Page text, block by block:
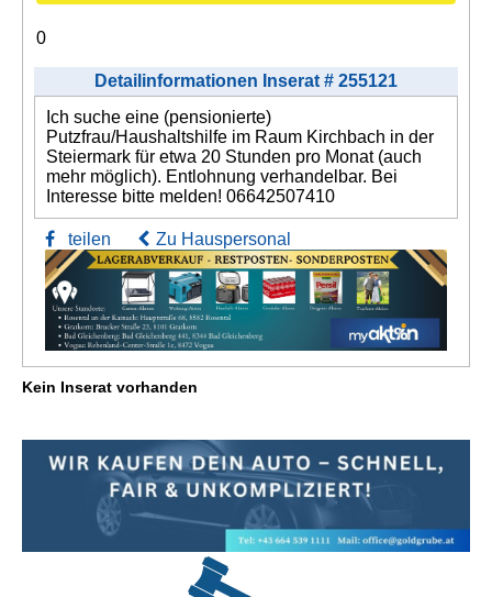
0
Detailinformationen Inserat # 255121
Ich suche eine (pensionierte)
Putzfrau/Haushaltshilfe im Raum Kirchbach in der
Steiermark für etwa 20 Stunden pro Monat (auch
mehr möglich). Entlohnung verhandelbar. Bei
Interesse bitte melden! 06642507410
teilen Zu Hauspersonal
Kein Inserat vorhanden